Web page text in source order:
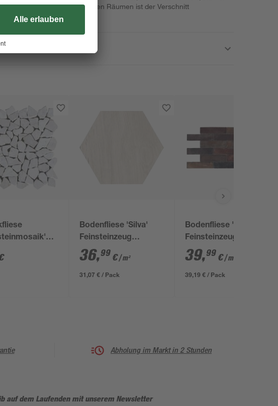
anfällt. Bei nicht rechtwinkligen Räumen ist der Verschnitt
beige 28 x
Bodenfliese 'Silva'
Feinsteinzeug
beige/grau 19,8 x 22,8
x 1 cm
36,99 €/ m²
31,07 € / Pack
Bodenfliese 'Terramix'
Feinsteinzeug braun 7
x 28 cm
39,99 €/ m²
39,19 € / Pack
Abholung im Markt in 2 Stunden
auf dem Laufenden mit unserem Newsletter